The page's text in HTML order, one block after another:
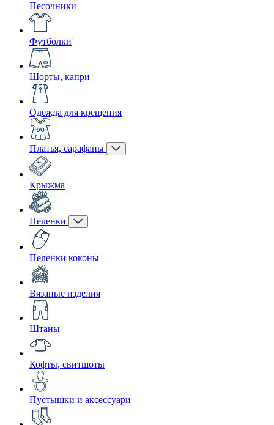
Песочники
Футболки
Шорты, капри
Одежда для крещения
Платья, сарафаны
Крыжма
Пеленки
Пеленки коконы
Вязаные изделия
Штаны
Кофты, свитшоты
Пустышки и аксессуари